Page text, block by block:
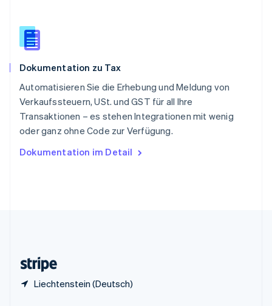
Dokumentation zu Tax
Automatisieren Sie die Erhebung und Meldung von
Verkaufssteuern, USt. und GST für all Ihre
Transaktionen – es stehen Integrationen mit wenig
oder ganz ohne Code zur Verfügung.
Dokumentation im Detail
Liechtenstein (Deutsch)
Sonderverwaltungsregion Hongkong,
China
Spanien
EspañolEnglish
Thailand
Tschechische Republik
English
English